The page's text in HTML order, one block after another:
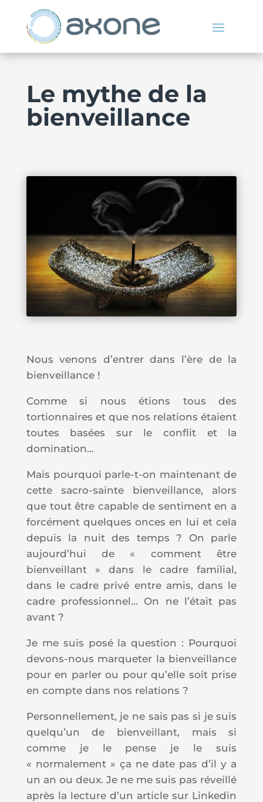
Le mythe de la
bienveillance
Nous venons d’entrer dans l’ère de la
bienveillance !
Comme si nous étions tous des
tortionnaires et que nos relations étaient
toutes basées sur le conflit et la
domination…
Mais pourquoi parle-t-on maintenant de
cette sacro-sainte bienveillance, alors
que tout être capable de sentiment en a
forcément quelques onces en lui et cela
depuis la nuit des temps ? On parle
aujourd’hui de « comment être
bienveillant » dans le cadre familial,
dans le cadre privé entre amis, dans le
cadre professionnel… On ne l’était pas
avant ?
Je me suis posé la question : Pourquoi
devons-nous marqueter la bienveillance
pour en parler ou pour qu’elle soit prise
en compte dans nos relations ?
Personnellement, je ne sais pas si je suis
quelqu’un de bienveillant, mais si
comme je le pense je le suis
« normalement » ça ne date pas d’il y a
un an ou deux. Je ne me suis pas réveillé
après la lecture d’un article sur Linkedin